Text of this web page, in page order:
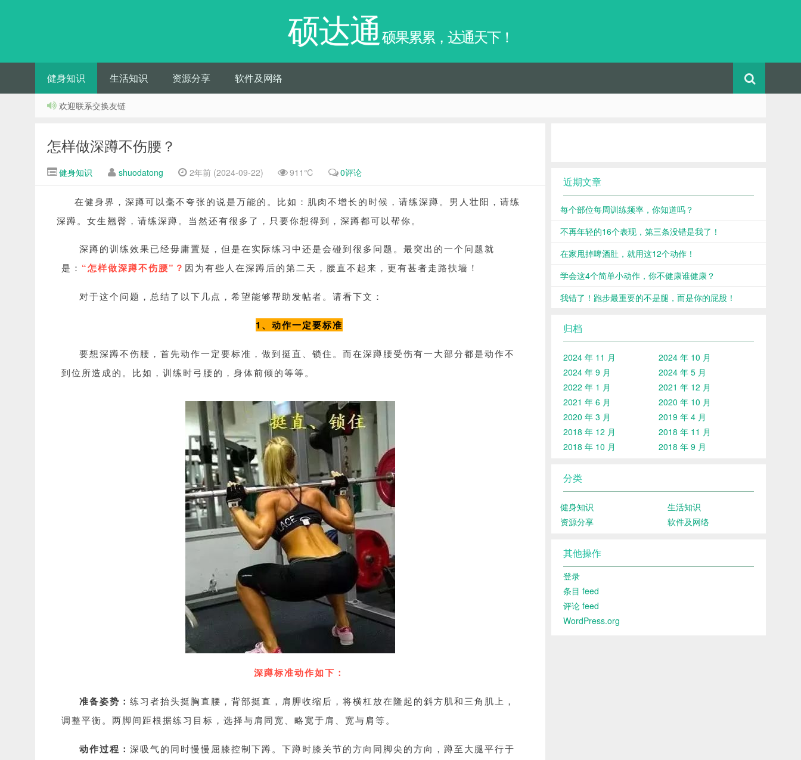
硕达通 硕果累累，达通天下！
健身知识 生活知识 资源分享 软件及网络
欢迎联系交换友链
怎样做深蹲不伤腰？
健身知识 shuodatong 2年前 (2024-09-22) 911℃ 0评论
在健身界，深蹲可以毫不夸张的说是万能的。 比如： 肌肉不增长的时候，请练深蹲。 男人壮阳，请练
深蹲。 女生翘臀，请练深蹲。 当然还有很多了，只要你想得到，深蹲都可以帮你。
深蹲的训练效果已经毋庸置疑，但是在实际练习中还是会碰到很多问题。最突出的一个问题就
是： “怎样做深蹲不伤腰”？ 因为有些人在深蹲后的第二天，腰直不起来，更有甚者走路扶墙！
对于这个问题，总结了以下几点，希望能够帮助发帖者。请看下文：
1、动作一定要标准
要想深蹲不伤腰，首先动作一定要标准，做到挺直、锁住。而在深蹲腰受伤有一大部分都是动作不
到位所造成的。比如，训练时弓腰的，身体前倾的等等。
深蹲标准动作如下：
准备姿势： 练习者抬头挺胸直腰，背部挺直，肩胛收缩后，将横杠放在隆起的斜方肌和三角肌上，
调整平衡。两脚间距根据练习目标，选择与肩同宽、略宽于肩、宽与肩等。
动作过程： 深吸气的同时慢慢屈膝控制下蹲。下蹲时膝关节的方向同脚尖的方向，蹲至大腿平行于
近期文章
每个部位每周训练频率，你知道吗？
不再年轻的16个表现，第三条没错是我了！
在家甩掉啤酒肚，就用这12个动作！
学会这4个简单小动作，你不健康谁健康？
我错了！跑步最重要的不是腿，而是你的屁股！
归档
2024 年 11 月
2024 年 10 月
2024 年 9 月
2024 年 5 月
2022 年 1 月
2021 年 12 月
2021 年 6 月
2020 年 10 月
2020 年 3 月
2019 年 4 月
2018 年 12 月
2018 年 11 月
2018 年 10 月
2018 年 9 月
分类
健身知识
生活知识
资源分享
软件及网络
其他操作
登录
条目 feed
评论 feed
WordPress.org